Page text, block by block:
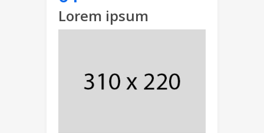
Lorem ipsum